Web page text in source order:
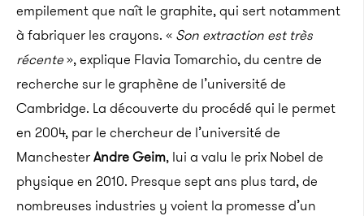
empilement que naît le graphite, qui sert notamment
à fabriquer les crayons. « Son extraction est très
récente», explique Flavia Tomarchio, du centre de
recherche sur le graphène de l’université de
Cambridge. La découverte du procédé qui le permet
en 2004, par le chercheur de l’université de
ManchesterAndre Geim, lui a valu le prix Nobel de
physique en 2010. Presque sept ans plus tard, de
nombreuses industries y voient la promesse d’un